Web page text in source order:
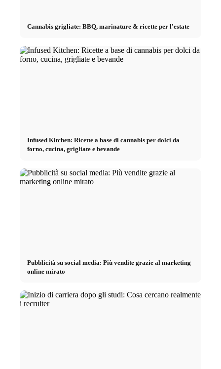
Cannabis grigliate: BBQ, marinature & ricette per l'estate
Infused Kitchen: Ricette a base di cannabis per dolci da
forno, cucina, grigliate e bevande
Pubblicità su social media: Più vendite grazie al marketing
online mirato